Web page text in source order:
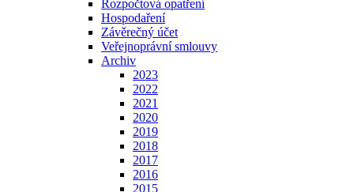
Rozpočtová opatření
Hospodaření
Závěrečný účet
Veřejnoprávní smlouvy
Archiv
2023
2022
2021
2020
2019
2018
2017
2016
2015